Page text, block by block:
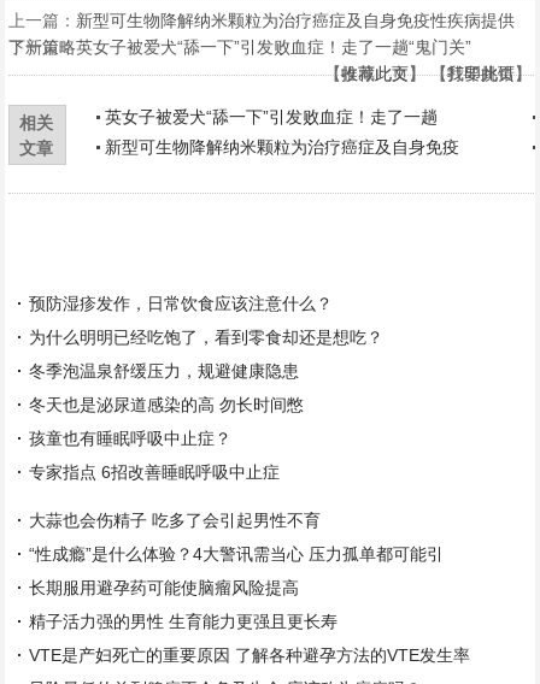
上一篇： 新型可生物降解纳米颗粒为治疗癌症及自身免疫性疾病提供
了新策略
下一篇：英女子被爱犬“舔一下”引发败血症！走了一趟“鬼门关”
【收藏此页】 【打印此页】
【推荐此文】 【我要挑错】
相关
文章
英女子被爱犬“舔一下”引发败血症！走了一趟
新型可生物降解纳米颗粒为治疗癌症及自身免疫
预防湿疹发作，日常饮食应该注意什么？
为什么明明已经吃饱了，看到零食却还是想吃？
冬季泡温泉舒缓压力，规避健康隐患
冬天也是泌尿道感染的高 勿长时间憋
孩童也有睡眠呼吸中止症？
专家指点 6招改善睡眠呼吸中止症
大蒜也会伤精子 吃多了会引起男性不育
“性成瘾”是什么体验？4大警讯需当心 压力孤单都可能引
长期服用避孕药可能使脑瘤风险提高
精子活力强的男性 生育能力更强且更长寿
VTE是产妇死亡的重要原因 了解各种避孕方法的VTE发生率